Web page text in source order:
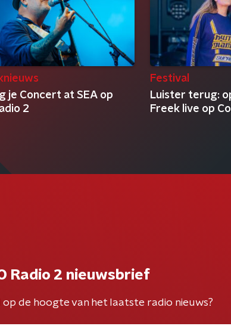
je Concert at SEA op
2
Festival
Luister terug:
Freek live op
Radio 2 nieuwsbrief
de hoogte van het laatste radio nieuws?